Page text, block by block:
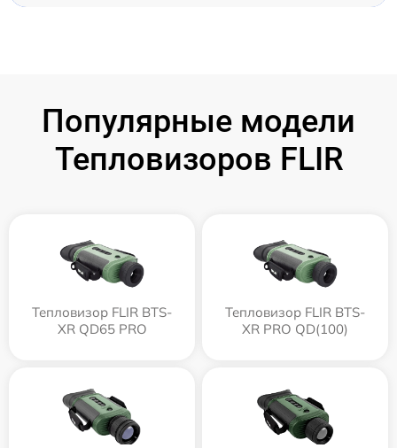
Популярные модели
Тепловизоров FLIR
Тепловизор FLIR BTS-
XR QD65 PRO
Тепловизор FLIR BTS-
XR PRO QD(100)